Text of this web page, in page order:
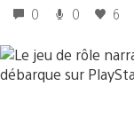
0 0 6